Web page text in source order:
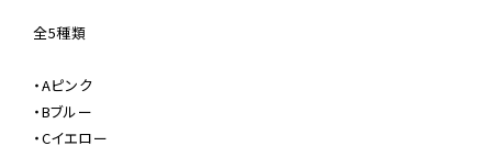
全5種類
・Aピンク
・Bブルー
・Cイエロー